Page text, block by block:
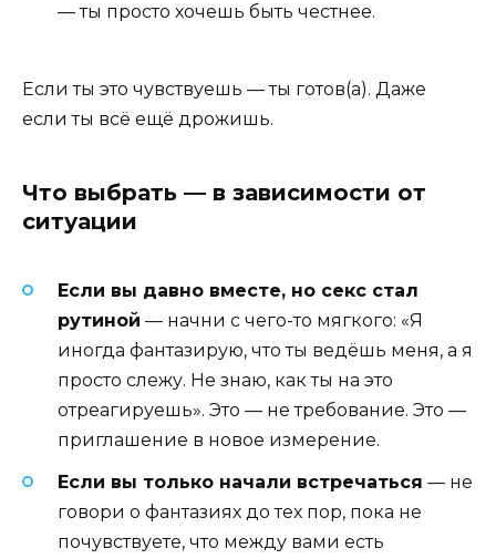
— ты просто хочешь быть честнее.
Если ты это чувствуешь — ты готов(а). Даже
если ты всё ещё дрожишь.
Что выбрать — в зависимости от
ситуации
Если вы давно вместе, но секс стал
рутиной — начни с чего-то мягкого: «Я
иногда фантазирую, что ты ведёшь меня, а я
просто слежу. Не знаю, как ты на это
отреагируешь». Это — не требование. Это —
приглашение в новое измерение.
Если вы только начали встречаться — не
говори о фантазиях до тех пор, пока не
почувствуете, что между вами есть